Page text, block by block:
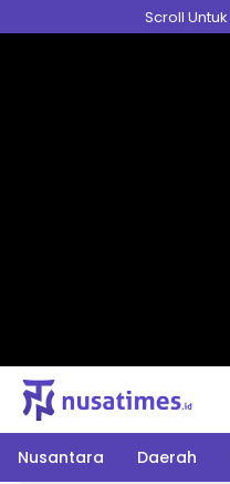
ke
Scroll
Nusantara Daerah